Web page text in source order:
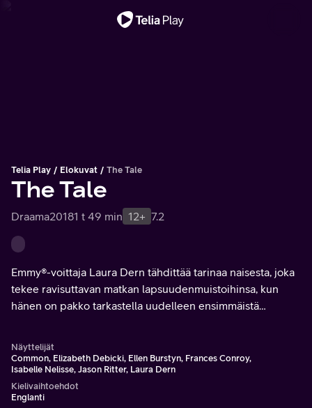
Telia Play Elokuvat The Tale
The Tale
Draama20181 t 49 min 12+ 7.2
Emmy®-voittaja Laura Dern tähdittää tarinaa naisesta, joka
tekee ravisuttavan matkan lapsuudenmuistoihinsa, kun
hänen on pakko tarkastella uudelleen ensimmäistä
Näyttelijät
Common, Elizabeth Debicki, Ellen Burstyn, Frances Conroy,
Isabelle Nelisse, Jason Ritter, Laura Dern
Kielivaihtoehdot
Englanti